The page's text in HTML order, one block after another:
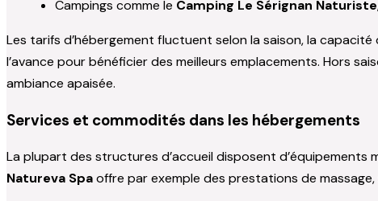
Campings comme le Camping Le Sérignan Naturiste
Les tarifs d’hébergement fluctuent selon la saison, la
l’avance pour bénéficier des meilleurs emplacements. Hors
ambiance apaisée.
Services et commodités dans les hébergements
La plupart des structures d’accueil disposent
Natureva Spaoffre par exemple des prestations de